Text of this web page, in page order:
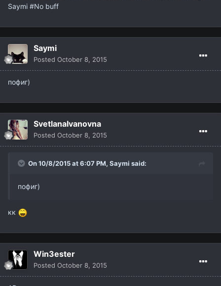
Saymi #No buff
Saymi
Posted October 8, 2015
пофиг)
SvetlanaIvanovna
Posted October 8, 2015
On 10/8/2015 at 6:07 PM, Saymi said:
пофиг)
кк
Win3ester
Posted October 8, 2015